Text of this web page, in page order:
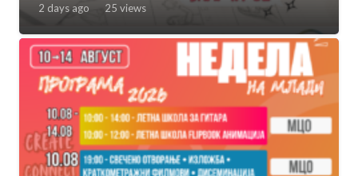
2 days ago 25 views